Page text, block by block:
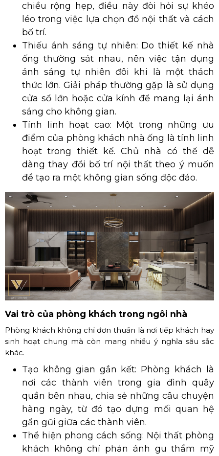
chiều rộng hẹp, điều này đòi hỏi sự khéo
léo trong việc lựa chọn đồ nội thất và cách
bố trí.
Thiếu ánh sáng tự nhiên: Do thiết kế nhà
ống thường sát nhau, nên việc tận dụng
ánh sáng tự nhiên đôi khi là một thách
thức lớn. Giải pháp thường gặp là sử dụng
cửa sổ lớn hoặc cửa kính để mang lại ánh
sáng cho không gian.
Tính linh hoạt cao: Một trong những ưu
điểm của phòng khách nhà ống là tính linh
hoạt trong thiết kế. Chủ nhà có thể dễ
dàng thay đổi bố trí nội thất theo ý muốn
để tạo ra một không gian sống độc đáo.
Vai trò của phòng khách trong ngôi nhà
Phòng khách không chỉ đơn thuần là nơi tiếp khách hay
sinh hoạt chung mà còn mang nhiều ý nghĩa sâu sắc
khác.
Tạo không gian gắn kết: Phòng khách là
nơi các thành viên trong gia đình quây
quần bên nhau, chia sẻ những câu chuyện
hàng ngày, từ đó tạo dựng mối quan hệ
gần gũi giữa các thành viên.
Thể hiện phong cách sống: Nội thất phòng
khách không chỉ phản ánh gu thẩm mỹ